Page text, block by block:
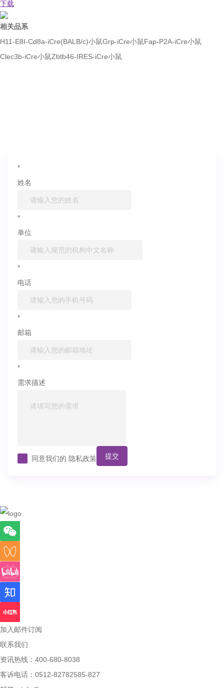
下载
相关品系
H11-E8I-Cd8a-iCre(BALB/c)小鼠Grp-iCre小鼠Fap-P2A-iCre小鼠
Clec3b-iCre小鼠Zbtb46-IRES-iCre小鼠
*
姓名
*
单位
*
电话
*
邮箱
*
需求描述
同意我们的 隐私政策 提交
加入邮件订阅
联系我们
资讯热线：400-680-8038
客诉电话：0512-82782585-827